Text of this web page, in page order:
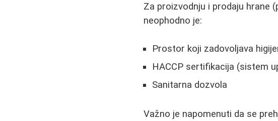
Za proizvodnju i prodaju hrane
neophodno je:
Prostor koji zadovoljava
HACCP sertifikacija (sistem
Sanitarna dozvola
Važno je napomenuti da se